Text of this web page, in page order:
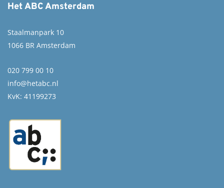
Het ABC Amsterdam
Staalmanpark 10
1066 BR Amsterdam
020 799 00 10
info@hetabc.nl
KvK: 41199273